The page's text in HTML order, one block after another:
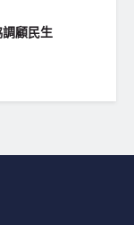
顧民生